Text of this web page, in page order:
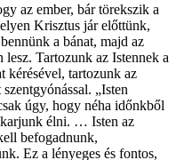
az ember, bár törekszik a
Krisztus jár előttünk,
a bánat, majd az
lesz. Tartozunk az Istennek a
kérésével, tartozunk az
„Isten
úgy, hogy néha időnkből
élni. … Isten az
befogadnunk,
Ez a lényeges és fontos,